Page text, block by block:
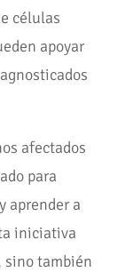
células
apoyar
afectados
para
aprender a
iniciativa
sino también